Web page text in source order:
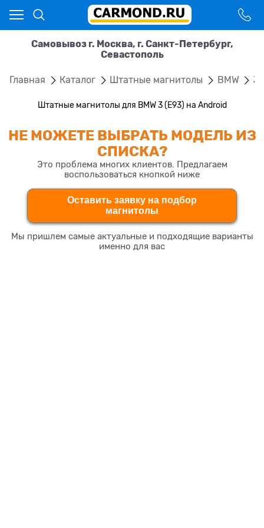
Самовывоз г. Москва, г. Санкт-Петербург,
Севастополь
Главная Каталог Штатные магнитолы BMW 3
Штатные магнитолы для BMW 3 (E93) на Android
НЕ МОЖЕТЕ ВЫБРАТЬ МОДЕЛЬ ИЗ
СПИСКА?
Это проблема многих клиентов. Предлагаем
воспользоваться кнопкой ниже
Оставить заявку на подбор
магнитолы
Мы пришлем самые актуальные и подходящие варианты
именно для вас